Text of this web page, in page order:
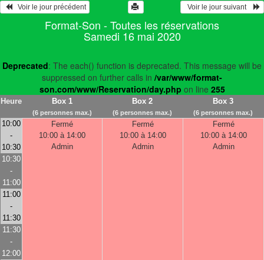
   Voir le jour précédent
  Voir le jour suivant
Format-Son - Toutes les réservations
Samedi 16 mai 2020
Deprecated: The each() function is deprecated. This message will be
suppressed on further calls in /var/www/format-
son.com/www/Reservation/day.php on line 255
Heure Box 1
(6 personnes max.)
Box 2
(6 personnes max.)
Box 3
(6 personnes max.)
10:00
-
10:30
Fermé
10:00 à 14:00
Admin
Fermé
10:00 à 14:00
Admin
Fermé
10:00 à 14:00
Admin
10:30
-
11:00
11:00
-
11:30
11:30
-
12:00